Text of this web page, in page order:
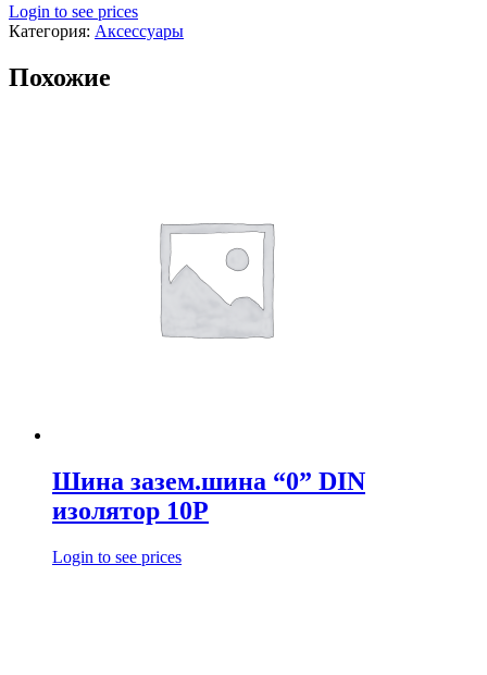
Login to see prices
Категория: Аксессуары
Похожие
Шина зазем.шина “0” DIN
изолятор 10Р
Login to see prices